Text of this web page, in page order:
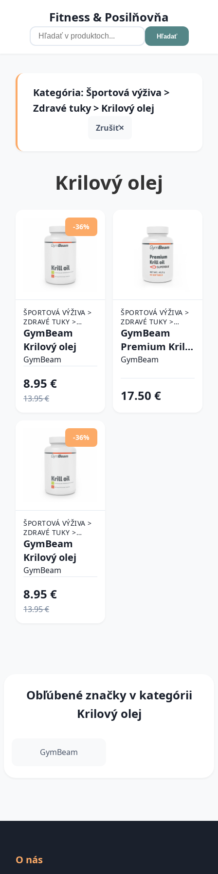
Fitness & Posilňovňa
Hľadať
Kategória: Športová výživa >
Zdravé tuky > Krilový olej
Zrušiť
Krilový olej
-36%
ŠPORTOVÁ VÝŽIVA >
ZDRAVÉ TUKY >
KRILOVÝ OLEJ
GymBeam
Krilový olej
GymBeam
8.95 €
13.95 €
ŠPORTOVÁ VÝŽIVA >
ZDRAVÉ TUKY >
KRILOVÝ OLEJ
GymBeam
Premium Krill
Oil Superba2®
GymBeam
17.50 €
-36%
ŠPORTOVÁ VÝŽIVA >
ZDRAVÉ TUKY >
KRILOVÝ OLEJ
GymBeam
Krilový olej
GymBeam
8.95 €
13.95 €
Obľúbené značky v kategórii
Krilový olej
GymBeam
O nás